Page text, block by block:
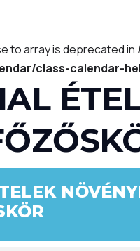
to array is deprecated in
class-calendar-